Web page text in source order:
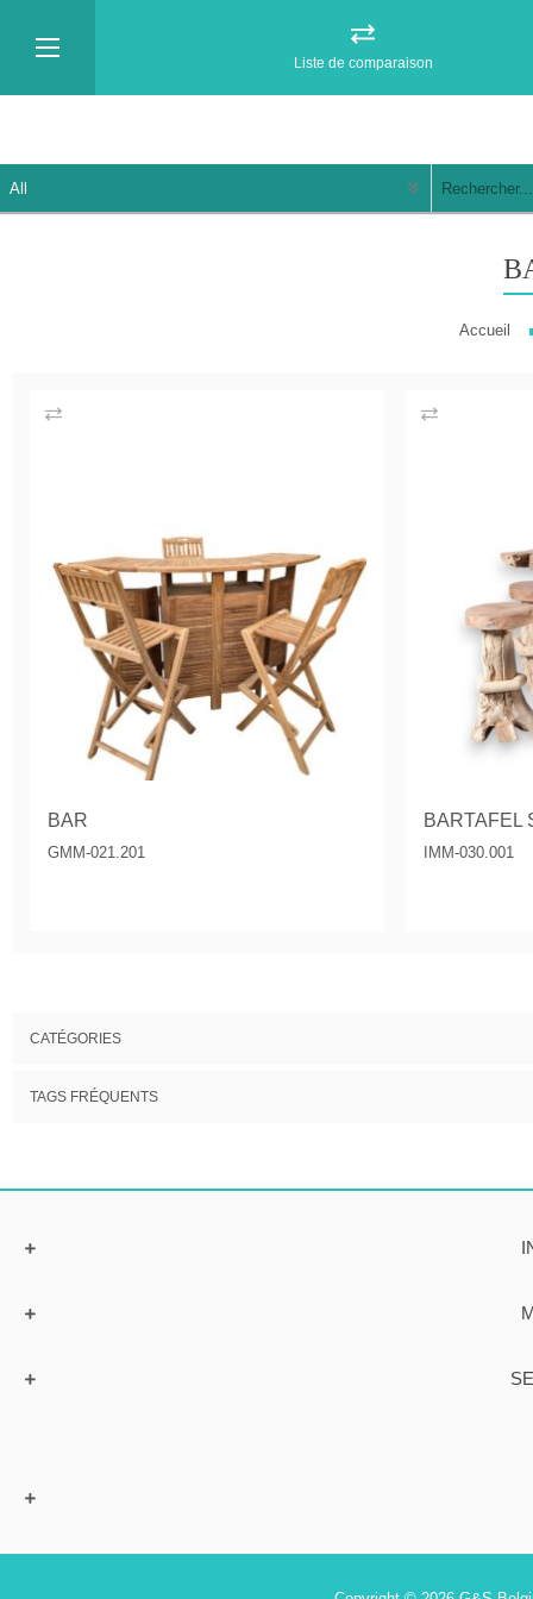
Liste de comparaison
Accueil
BAR
GMM-021.201
BARTAFEL
IMM-030.001
CATÉGORIES
TAGS FRÉQUENTS